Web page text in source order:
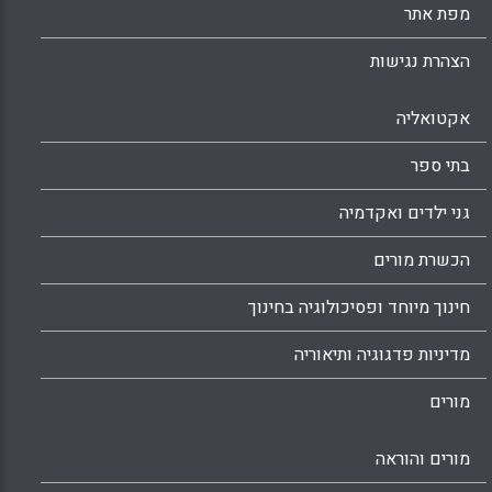
מפת אתר
הצהרת נגישות
אקטואליה
בתי ספר
גני ילדים ואקדמיה
הכשרת מורים
חינוך מיוחד ופסיכולוגיה בחינוך
מדיניות פדגוגיה ותיאוריה
מורים
מורים והוראה